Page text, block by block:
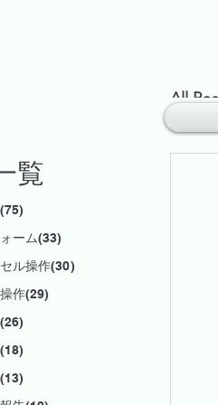
覧
ーム(33)
ル操作(30)
作(29)
All